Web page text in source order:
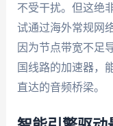
不受干扰。但这绝
试通过海外常规网
因为节点带宽不足
国线路的加速器，
直达的音频桥梁。